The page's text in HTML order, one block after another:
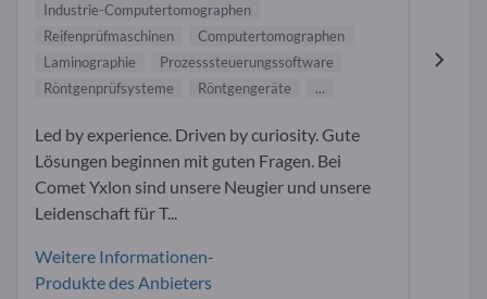
Industrie-Computertomographen
Reifenprüfmaschinen
Computertomographen
Laminographie
Prozesssteuerungssoftware
Röntgenprüfsysteme
Röntgengeräte ...
Led by experience. Driven by curiosity. Gute
Lösungen beginnen mit guten Fragen. Bei
Comet Yxlon sind unsere Neugier und unsere
Leidenschaft für T...
Weitere Informationen-
Produkte des Anbieters